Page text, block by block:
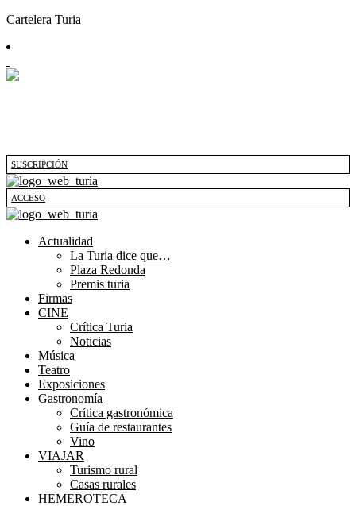
Cartelera Turia
SUSCRIPCIÓN
ACCESO
Actualidad
La Turia dice que…
Plaza Redonda
Premis turia
Firmas
CINE
Crítica Turia
Noticias
Música
Teatro
Exposiciones
Gastronomía
Crítica gastronómica
Guía de restaurantes
Vino
VIAJAR
Turismo rural
Casas rurales
HEMEROTECA